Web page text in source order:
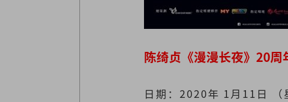
陈绮贞《漫漫长夜》20
日期：2020年 1月11日 （